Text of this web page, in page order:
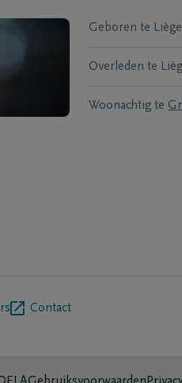
Geboren te Liège
Overleden te
Woonachtig te
Contact